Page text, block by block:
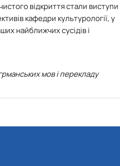
відкриття стали виступи
кафедри культурології, у
найближчих сусідів і
мов і перекладу